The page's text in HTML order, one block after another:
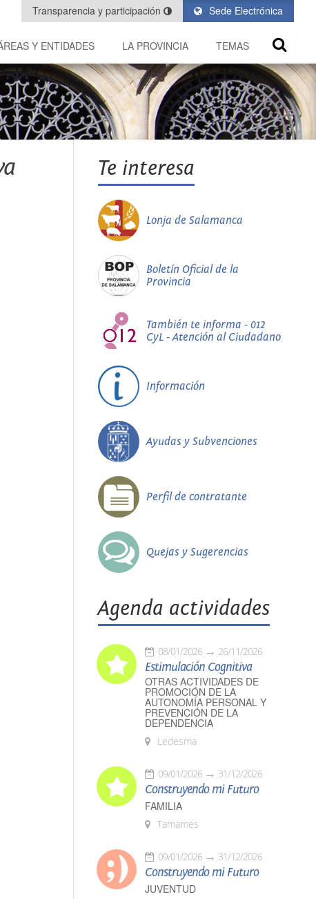
Sede Electrónica
Transparencia y participación
Y ENTIDADES LA PROVINCIA TEMAS
Te interesa
Lonja de Salamanca
Boletín Oficial de la
Provincia
También te informa - 012
CyL - Atención al Ciudadano
Información
Ayudas y Subvenciones
Perfil de contratante
Quejas y Sugerencias
Agenda actividades
08/01/2026 26/11/2026
Estimulación Cognitiva
OTRAS ACTIVIDADES DE
PROMOCIÓN DE LA
AUTONOMÍA PERSONAL Y
PREVENCIÓN DE LA
DEPENDENCIA
Ledesma
09/01/2026 31/12/2026
Construyendo mi Futuro
FAMILIA
Tamames
09/01/2026 31/12/2026
Construyendo mi Futuro
JUVENTUD